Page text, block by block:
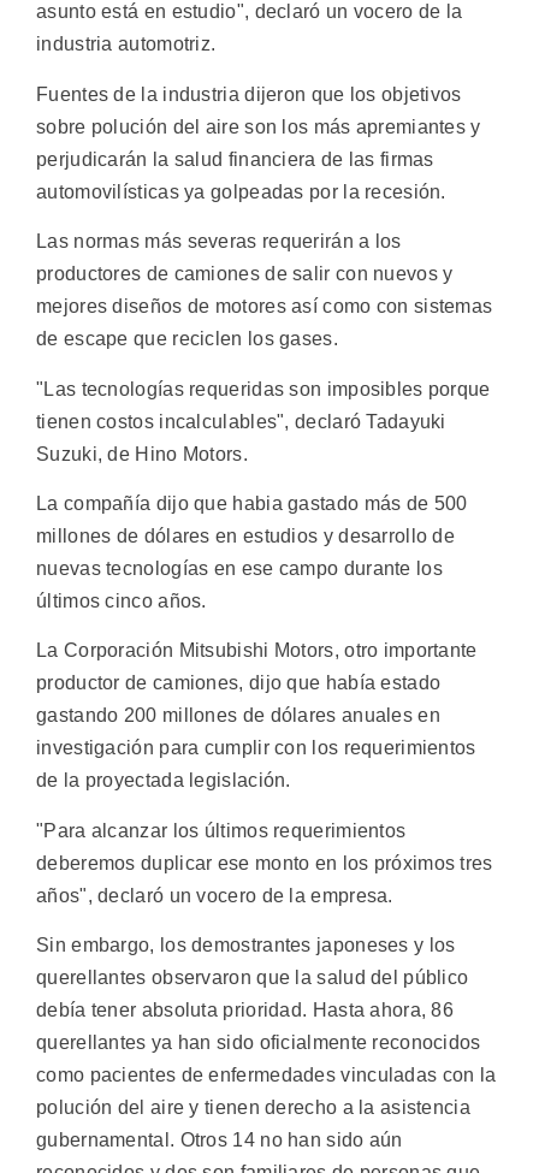
asunto está en estudio", declaró un vocero de la
industria automotriz.
Fuentes de la industria dijeron que los objetivos
sobre polución del aire son los más apremiantes y
perjudicarán la salud financiera de las firmas
automovilísticas ya golpeadas por la recesión.
Las normas más severas requerirán a los
productores de camiones de salir con nuevos y
mejores diseños de motores así como con sistemas
de escape que reciclen los gases.
"Las tecnologías requeridas son imposibles porque
tienen costos incalculables", declaró Tadayuki
Suzuki, de Hino Motors.
La compañía dijo que habia gastado más de 500
millones de dólares en estudios y desarrollo de
nuevas tecnologías en ese campo durante los
últimos cinco años.
La Corporación Mitsubishi Motors, otro importante
productor de camiones, dijo que había estado
gastando 200 millones de dólares anuales en
investigación para cumplir con los requerimientos
de la proyectada legislación.
"Para alcanzar los últimos requerimientos
deberemos duplicar ese monto en los próximos tres
años", declaró un vocero de la empresa.
Sin embargo, los demostrantes japoneses y los
querellantes observaron que la salud del público
debía tener absoluta prioridad. Hasta ahora, 86
querellantes ya han sido oficialmente reconocidos
como pacientes de enfermedades vinculadas con la
polución del aire y tienen derecho a la asistencia
gubernamental. Otros 14 no han sido aún